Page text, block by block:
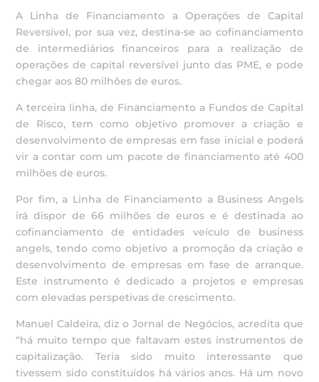
A Linha de Financiamento a Operações de Capital
Reversível, por sua vez, destina-se ao cofinanciamento
de intermediários financeiros para a realização de
operações de capital reversível junto das PME, e pode
chegar aos 80 milhões de euros.
A terceira linha, de Financiamento a Fundos de Capital
de Risco, tem como objetivo promover a criação e
desenvolvimento de empresas em fase inicial e poderá
vir a contar com um pacote de financiamento até 400
milhões de euros.
Por fim, a Linha de Financiamento a Business Angels
irá dispor de 66 milhões de euros e é destinada ao
cofinanciamento de entidades veículo de business
angels, tendo como objetivo a promoção da criação e
desenvolvimento de empresas em fase de arranque.
Este instrumento é dedicado a projetos e empresas
com elevadas perspetivas de crescimento.
Manuel Caldeira, diz o Jornal de Negócios, acredita que
“há muito tempo que faltavam estes instrumentos de
capitalização. Teria sido muito interessante que
tivessem sido constituídos há vários anos. Há um novo